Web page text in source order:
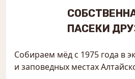
ПАСЕКИ
Собираем мёд с 1975 года в
и заповедных местах